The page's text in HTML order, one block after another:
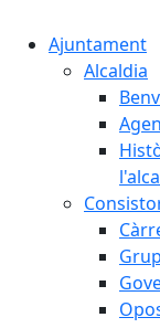
Ajuntament
Alcaldia